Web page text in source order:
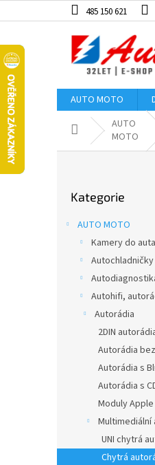
na
485 150 621
AUTO MOTO
Domů AUTO
MOTO
kategorie
Kategorie
AUTO MOTO
Kamery do auta
Autochladničky
Autohifi,
Autorádia
2DIN
Autorádia
Autorádia s
Autorádia s
Moduly
Multimediální
UNI chytrá
Chytrá